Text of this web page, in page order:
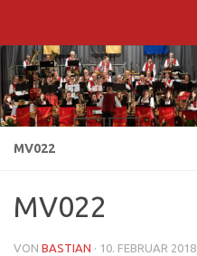
MV022
MV022
VON BASTIAN · 10. FEBRUAR 2018